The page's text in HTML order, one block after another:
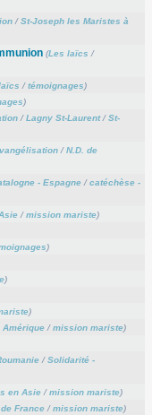
/St-Joseph les Maristes à
(Les laïcs /
/témoignages)
)
/Lagny St-Laurent/St-
/N.D. de
- Espagne/catéchèse -
/mission mariste)
)
)
)
Amérique/mission mariste)
/Solidarité -
en Asie/mission mariste)
France/mission mariste)